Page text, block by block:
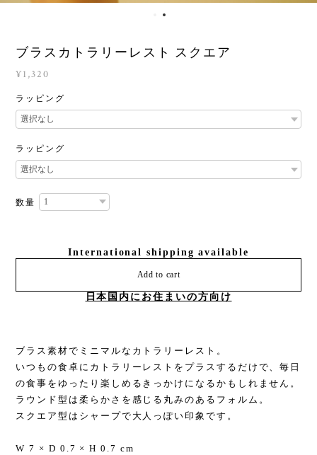
ブラスカトラリーレスト スクエア
¥1,320
ラッピング
ラッピング
数量
International shipping available
Add to cart
日本国内にお住まいの方向け
ブラス素材でミニマルなカトラリーレスト。
いつもの食卓にカトラリーレストをプラスするだけで、毎日
の食事をゆったり楽しめるきっかけになるかもしれません。
ラウンド型は柔らかさを感じる丸みのあるフォルム。
スクエア型はシャープで大人っぽい印象です。
W 7 × D 0.7 × H 0.7 cm